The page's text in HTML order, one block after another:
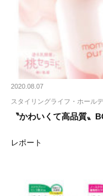
2020.08.07
スタイリングライフ・ホール
〝かわいくて高品質〟
レポート